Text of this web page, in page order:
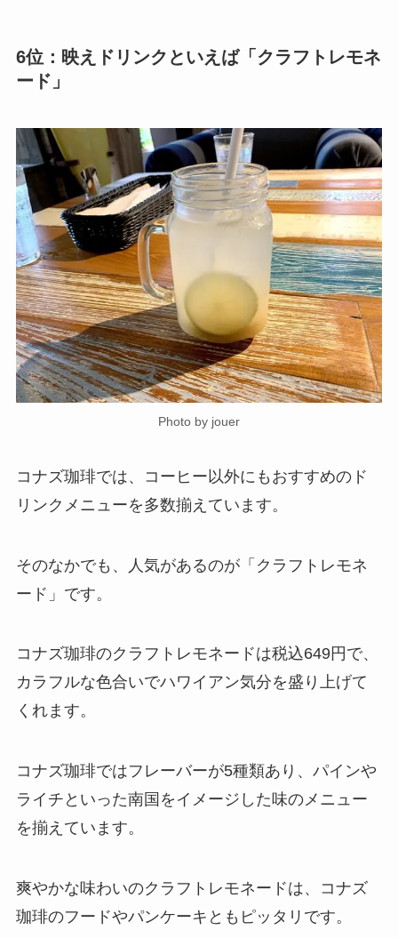
6位：映えドリンクといえば「クラフトレモネ
ード」
Photo by jouer
コナズ珈琲では、コーヒー以外にもおすすめのド
リンクメニューを多数揃えています。
そのなかでも、人気があるのが「クラフトレモネ
ード」です。
コナズ珈琲のクラフトレモネードは税込649円で、
カラフルな色合いでハワイアン気分を盛り上げて
くれます。
コナズ珈琲ではフレーバーが5種類あり、パインや
ライチといった南国をイメージした味のメニュー
を揃えています。
爽やかな味わいのクラフトレモネードは、コナズ
珈琲のフードやパンケーキともピッタリです。